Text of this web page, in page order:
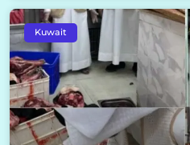
Kuwait